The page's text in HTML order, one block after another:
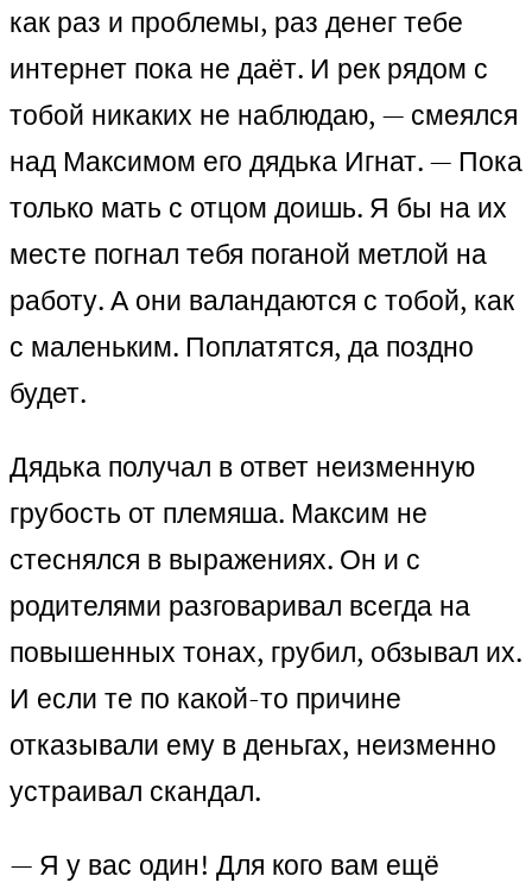
как раз и проблемы, раз денег тебе
интернет пока не даёт. И рек рядом с
тобой никаких не наблюдаю, — смеялся
над Максимом его дядька Игнат. — Пока
только мать с отцом доишь. Я бы на их
месте погнал тебя поганой метлой на
работу. А они валандаются с тобой, как
с маленьким. Поплатятся, да поздно
будет.
Дядька получал в ответ неизменную
грубость от племяша. Максим не
стеснялся в выражениях. Он и с
родителями разговаривал всегда на
повышенных тонах, грубил, обзывал их.
И если те по какой-то причине
отказывали ему в деньгах, неизменно
устраивал скандал.
— Я у вас один! Для кого вам ещё